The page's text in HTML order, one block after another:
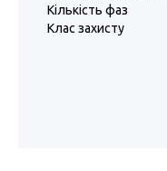
Кількість фаз
Клас захисту